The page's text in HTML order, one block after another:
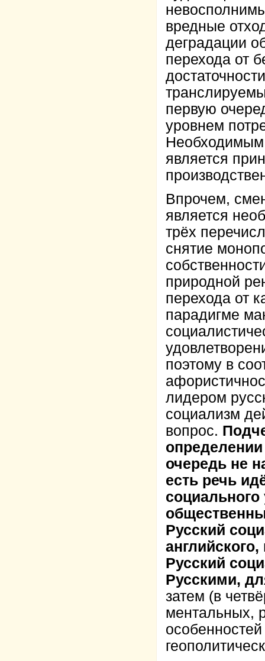
вредные
деградации
перехода от
первую
уровнем
Необходимым
является
Впрочем,
является
трёх
снятие
природной
перехода от
парадигме
поэтому в
лидером
социализм
вопрос.
очередь не
есть речь
Русский
Русский
Русскими,
затем (в
ментальных,